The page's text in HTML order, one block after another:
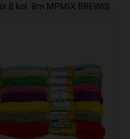
8 kol. 8m MPMIX BREWIS